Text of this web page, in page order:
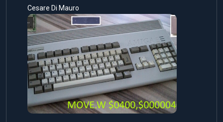
Cesare Di Mauro